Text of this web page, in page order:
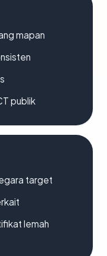
mapan
publik
target
lemah